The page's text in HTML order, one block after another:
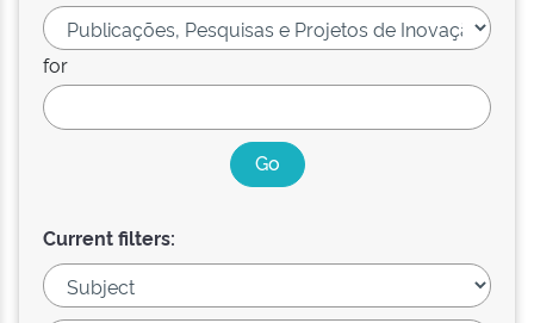
for
Current filters: